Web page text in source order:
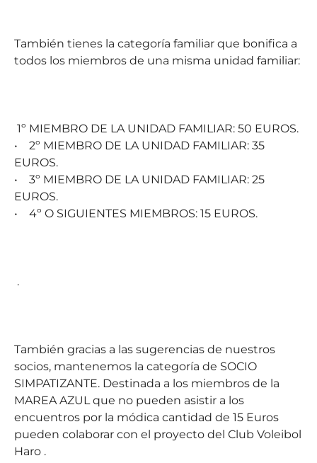
También tienes la categoría familiar que bonifica a
todos los miembros de una misma unidad familiar:
1º MIEMBRO DE LA UNIDAD FAMILIAR: 50 EUROS.
• 2º MIEMBRO DE LA UNIDAD FAMILIAR: 35
EUROS.
• 3º MIEMBRO DE LA UNIDAD FAMILIAR: 25
EUROS.
• 4º O SIGUIENTES MIEMBROS: 15 EUROS.
.
También gracias a las sugerencias de nuestros
socios, mantenemos la categoría de SOCIO
SIMPATIZANTE. Destinada a los miembros de la
MAREA AZUL que no pueden asistir a los
encuentros por la módica cantidad de 15 Euros
pueden colaborar con el proyecto del Club Voleibol
Haro .